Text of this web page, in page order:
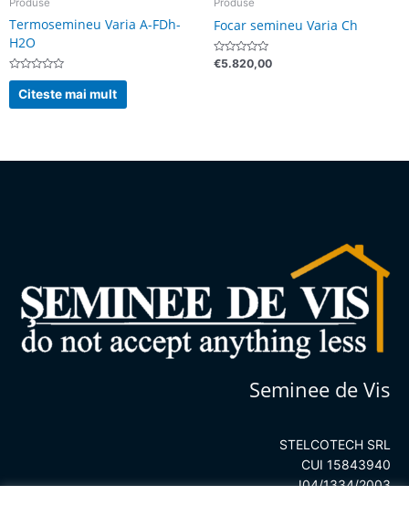
Produse
Termosemineu Varia A-FDh-
H2O
Evaluat
din
Citeste mai mult
Produse
Focar semineu Varia Ch
Evaluat
€5.820,00
Seminee de Vis
STELCOTECH SRL
CUI 15843940
J04/1334/2003